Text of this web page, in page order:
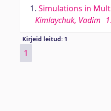
1. Simulations in
Kimlaychuk, Vadim
Kirjeid leitud: 1
1